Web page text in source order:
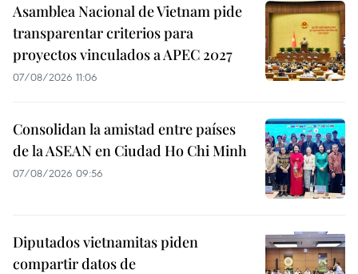
Asamblea Nacional de Vietnam pide
transparentar criterios para
proyectos vinculados a APEC 2027
07/08/2026 11:06
Consolidan la amistad entre países
de la ASEAN en Ciudad Ho Chi Minh
07/08/2026 09:56
Diputados vietnamitas piden
compartir datos de